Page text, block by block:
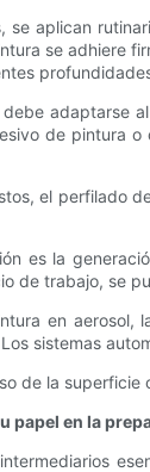
se aplican
se adhiere
adaptarse
de pintura
el perfilado
es la
de trabajo, se
en
sistemas
de la
papel en la